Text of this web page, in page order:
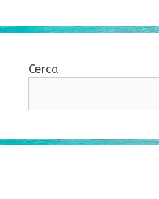
Cerca